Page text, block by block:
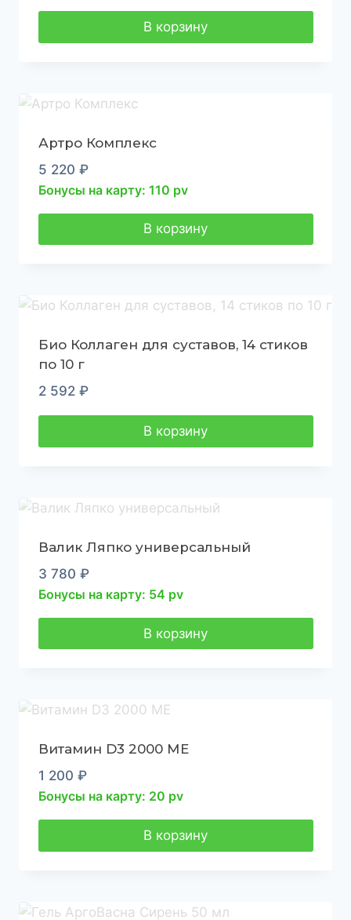
В корзину
Артро Комплекс
5 220 ₽
Бонусы на карту: 110 pv
В корзину
Био Коллаген для суставов, 14 стиков
по 10 г
2 592 ₽
В корзину
Валик Ляпко универсальный
3 780 ₽
Бонусы на карту: 54 pv
В корзину
Витамин D3 2000 МЕ
1 200 ₽
Бонусы на карту: 20 pv
В корзину